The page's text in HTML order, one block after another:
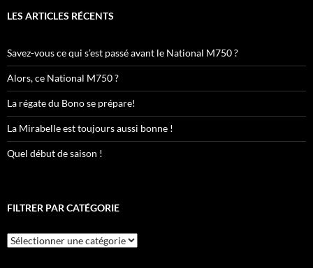
LES ARTICLES RÉCENTS
Savez-vous ce qui s’est passé avant le National M750 ?
Alors, ce National M750 ?
La régate du Bono se prépare!
La Mirabelle est toujours aussi bonne !
Quel début de saison !
FILTRER PAR CATÉGORIE
Filtrer
par